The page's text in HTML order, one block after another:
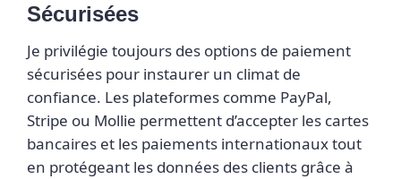
Sécurisées
Je privilégie toujours des options de paiement
sécurisées pour instaurer un climat de
confiance. Les plateformes comme PayPal,
Stripe ou Mollie permettent d’accepter les cartes
bancaires et les paiements internationaux tout
en protégeant les données des clients grâce à